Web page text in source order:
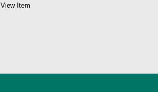
View Item